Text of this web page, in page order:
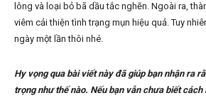
lông và loại bỏ bã dầu tắc nghẽn. Ngoài ra,
viêm cải thiện tình trạng mụn hiệu quả. Tuy
ngày một lần thôi nhé.
Hy vọng qua bài viết này đã giúp bạn nhận ra
trọng như thế nào. Nếu bạn vẫn chưa biết